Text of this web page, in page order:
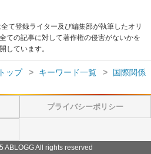
て登録ライター及び編集部が執筆したオリ
ての記事に対して著作権の侵害がないかを
しています。
ップ キーワード一覧
国際関係
プライバシーポリシー
ABLOGG All rights reserved